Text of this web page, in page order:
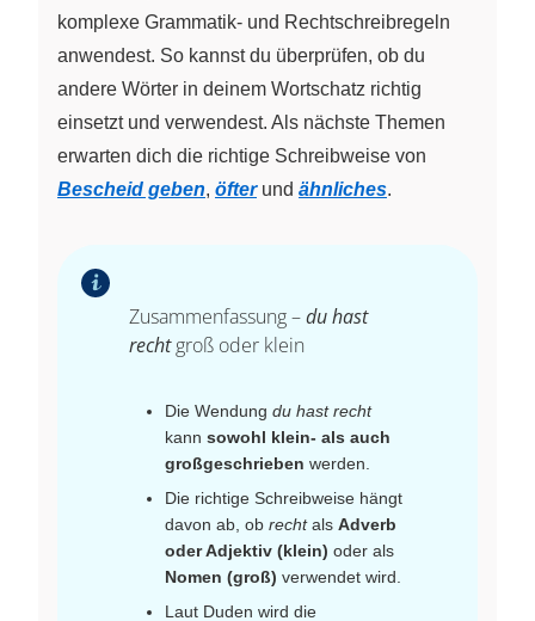
komplexe Grammatik- und Rechtschreibregeln
anwendest. So kannst du überprüfen, ob du
andere Wörter in deinem Wortschatz richtig
einsetzt und verwendest. Als nächste Themen
erwarten dich die richtige Schreibweise von
Bescheid geben, öfterund ähnliches.
Zusammenfassung –du hast
rechtgroß oder klein
Die Wendung du hast recht
kann sowohl klein- als auch
großgeschrieben werden.
Die richtige Schreibweise hängt
davon ab, ob rechtals Adverb
oder Adjektiv (klein) oder als
Nomen (groß) verwendet wird.
Laut Duden wird die